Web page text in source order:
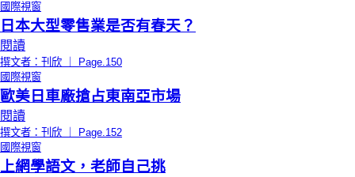
國際視窗
日本大型零售業是否有春天？
閱讀
撰文者：刊欣 ｜ Page.150
國際視窗
歐美日車廠搶占東南亞市場
閱讀
撰文者：刊欣 ｜ Page.152
國際視窗
上網學語文，老師自己挑